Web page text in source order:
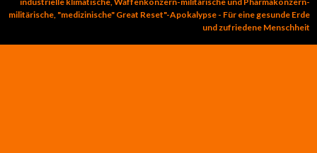
militärische, "medizinische" Great Reset"-Apokalypse - Für eine gesunde Erde
und zufriedene Menschheit